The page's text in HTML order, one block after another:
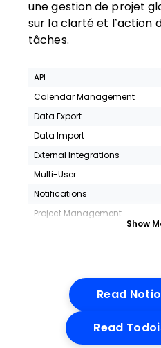
une gestion de projet
sur la clarté et l’action
tâches.
API
Calendar Management
Data Export
Data Import
External Integrations
Multi-User
Notifications
Project Management
Show
Read
Read